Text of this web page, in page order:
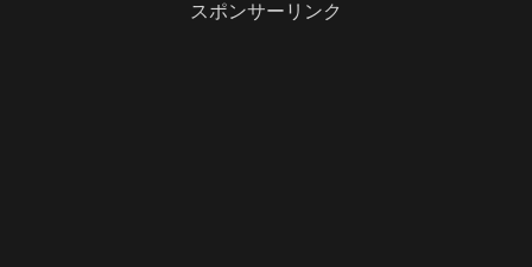
スポンサーリンク